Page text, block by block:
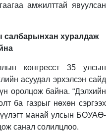
амжилттай явуулсан
салбарынхан хуралдаж
конгресст 35 улсын
асуудал эрхэлсэн сайд
оролцож байна. “Дэлхийн
ба газрыг нөхөн сэргээх
манай улсын БОУАӨ-
санал солилцлоо.